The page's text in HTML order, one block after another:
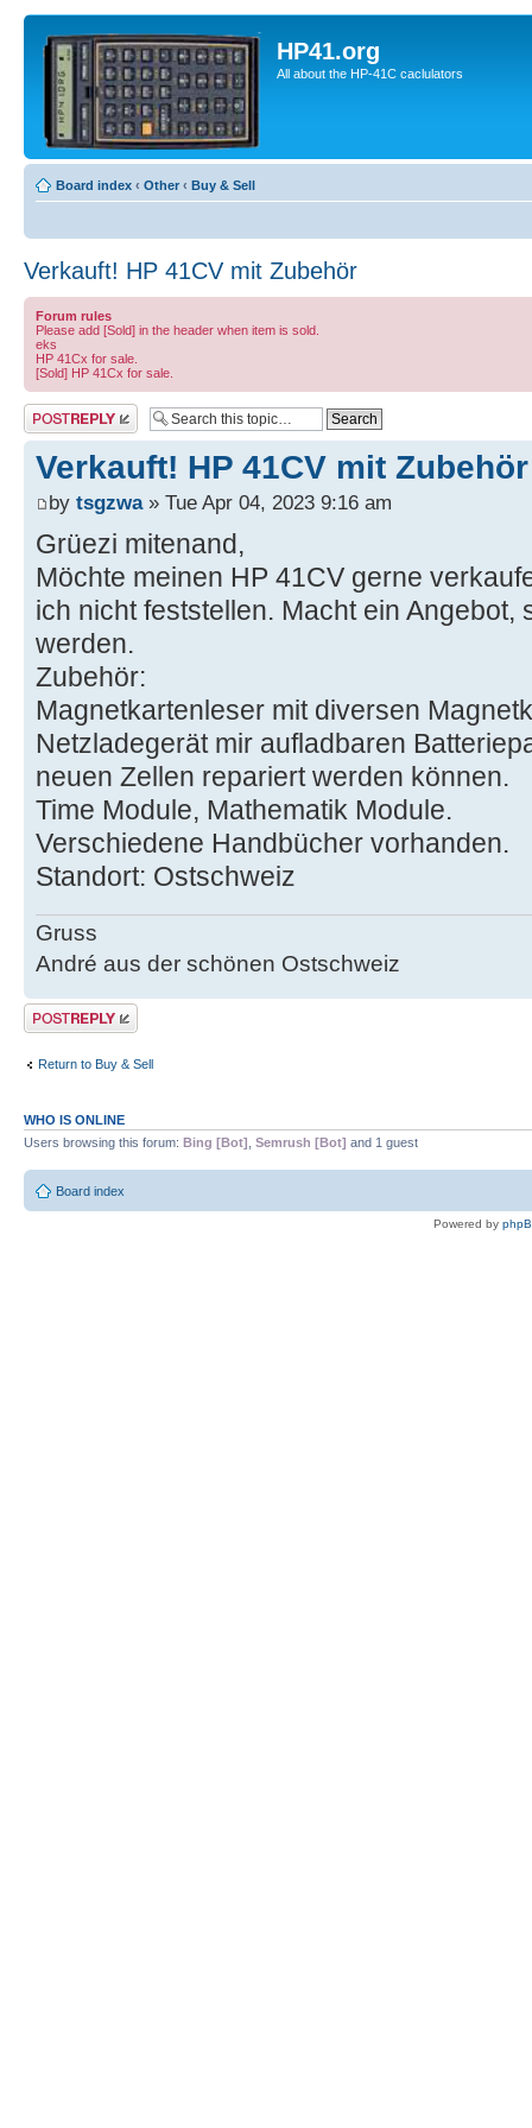
HP41.org
All about the HP-41C caclulators
Board index ‹ Other ‹ Buy & Sell
Verkauft! HP 41CV mit Zubehör
Forum rules
Please add [Sold] in the header when item is sold.
eks
HP 41Cx for sale.
[Sold] HP 41Cx for sale.
Post a reply
Verkauft! HP 41CV mit Zubehör
by tsgzwa» Tue Apr 04, 2023 9:16 am
Grüezi mitenand,
Möchte meinen HP 41CV gerne
ich nicht feststellen. Macht ein Angebot,
werden.
Zubehör:
Magnetkartenleser mit diversen
Netzladegerät mir aufladbaren
neuen Zellen repariert werden können.
Time Module, Mathematik Module.
Verschiedene Handbücher vorhanden.
Standort: Ostschweiz
Gruss
André aus der schönen Ostschweiz
Post a reply
Return to Buy & Sell
WHO IS ONLINE
Users browsing this forum: Bing [Bot] Semrush [Bot] and 1 guest
Board index
Powered by